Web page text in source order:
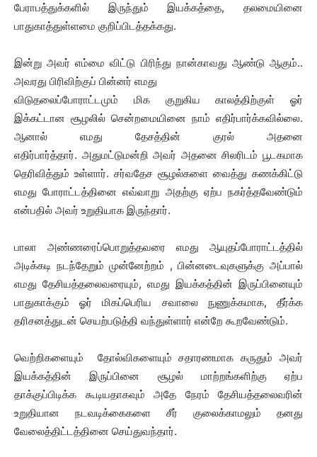
பேராபத்துக்களில் இருந்தும் இயக்கத்தை, தலமையினை
பாதுகாத்துள்ளமை குறிப்பிடத்தக்கது.
இன்று அவர் எம்மை விட்டு பிரிந்து நான்காவது ஆண்டு ஆகும்..
அவரது பிரிவிற்குப் பின்னர் எமது
விடுதலைப்போராட்டமும் மிக குறுகிய காலத்திற்குள் ஓர்
இக்கட்டான சூழலில் சென்றமையினை நாம் எதிர்பார்க்கவில்லை.
ஆனால் எமது தேசத்தின் குரல் அதனை
எதிர்பார்த்தார். அதுமட்டுமன்றி அவர் அதனை சிலரிடம் பூடகமாக
தெரிவித்தும் உள்ளார். சர்வதேச சூழல்களை வைத்து கணக்கிட்டு
எமது போராட்டத்தினை எவ்வாறு அதற்கு ஏற்ப நகர்த்தவேண்டும்
என்பதில் அவர் உறுதியாக இருந்தார்.
பாலா அண்ணரைப்பொறுத்தவரை எமது ஆயுதப்போராட்டத்தில்
அடிக்கடி நடந்தேறும் முன்னேற்றம் , பின்னடைவுகளுக்கு அப்பால்
எமது தேசியத்தலைவரையும், எமது இயக்கத்தின் இருப்பினையும்
பாதுகாக்கும் ஓர் மிகப்பெரிய சவாலை நுணுக்கமாக, தீர்க்க
தரிசனத்துடன் செயற்படுத்தி வந்துள்ளார் என்றே கூறவேண்டும்.
வெற்றிகளையும் தோல்விகளையும் சதாரணமாக கருதும் அவர்
இயக்கத்தின் இருப்பினை சூழல் மாற்றங்களிற்கு ஏற்ப
தாக்குப்பிடிக்க கூடியதாகவும் அதே நேரம் தேசியத்தலைவரின்
உறுதியான நடவடிக்கைகளை சீர் குலைக்காமலும் தனது
வேலைத்திட்டத்தினை செய்துவந்தார்.